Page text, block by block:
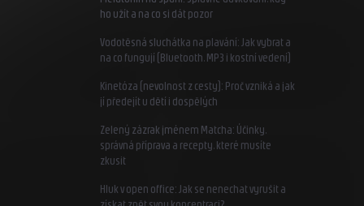
ho užít a na co si dát pozor
Vodotěsná sluchátka na plavání: Jak vybrat a
na co fungují (Bluetooth, MP3 i kostní vedení)
Kinetóza (nevolnost z cesty): Proč vzniká a jak
jí předejít u dětí i dospělých
Zelený zázrak jménem Matcha: Účinky,
správná příprava a recepty, které musíte
zkusit
Hluk v open office: Jak se nenechat vyrušit a